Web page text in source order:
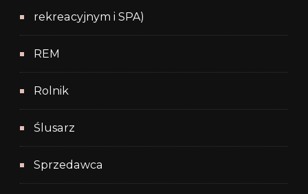
rekreacyjnym i SPA)
REM
Rolnik
Ślusarz
Sprzedawca